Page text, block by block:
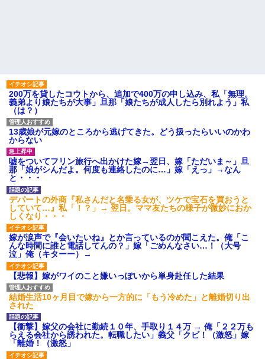
みようとしただけ☆』義兄「泥
は出てけ！二度と来るな！」結
果・・・
私「初めて飲む味だけどなん
のお茶？」彼「ちっ！」私「」
【GIF】JSのカンチョーワロ
タ
後続車にクラクションを鳴ら
され彼氏が逆切れ。「何クラク
ション鳴らしてんだ！降りてこ
いよ！」と怒鳴りだし...
【衝撃】報酬100万円超の治験
募集がこちらｗｗｗｗｗ(※画像
あり)
【ネット騒然】惨殺されたタ
ワマン頂き女子のこの動画、す
げえええええｗｗｗｗｗｗｗｗ
ｗｗｗ
【愕然】白のクラウン俺氏、
高速道路左車線を制限速度で走
った結果wwwwwwwwwwww
百年の恋12-899 食べた量を
張り合ってくる
【悲報】佐藤輝明・・・２軍
でも盛大にやらかす←あまり悲
しませないでくれ
200万を貸したコウトから、追加で400万の申し込み、私「無理。
義弟より娘たちが大事」旦那「娘たちが成人したら別れよう」私
（は？）
13歳娘が元嫁のところから逃げてきた。どう扱ったらいいのかわ
からない
嘘をついてフリン旅行へ出かけた嫁→翌日、嫁「ただいま～」旦
那「娘がシんだよ。何度も連絡したのに…」嫁「えっ」→なん
と・・・
デパートの外商『私さんだと名乗る女が、ツケで宝石を買おうと
していて…』私「！？」→ 翌日。ママ友たちの様子が微妙におか
しくなり・・・
嫁が涙声で『会いたいね』とか言っているのが聞こえた。俺「こ
んな時間に誰と電話してんの？」嫁「ごめんなさい…！（大号
泣」俺（キターー）→
【悲報】嫁がワイのこと嫌いっぽいから単身赴任した結果
結婚生活10ヶ月目で嫁から一方的に「もう冷めた」と離婚切り出
された
【衝撃】嫁父の会社に勤続１０年、手取り１４万 → 俺「２２万も
らえる会社から誘われた。転職したい」義父「クビ！（激怒」嫁
「離婚！（激怒」